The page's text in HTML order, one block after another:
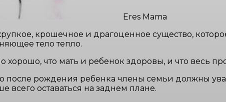
Eres Mama
крошечное и драгоценное существо,
тело тепло.
хорошо, что мать и ребенок здоровы, и что весь
после рождения ребенка члены семьи должны
всего оставаться на заднем плане.